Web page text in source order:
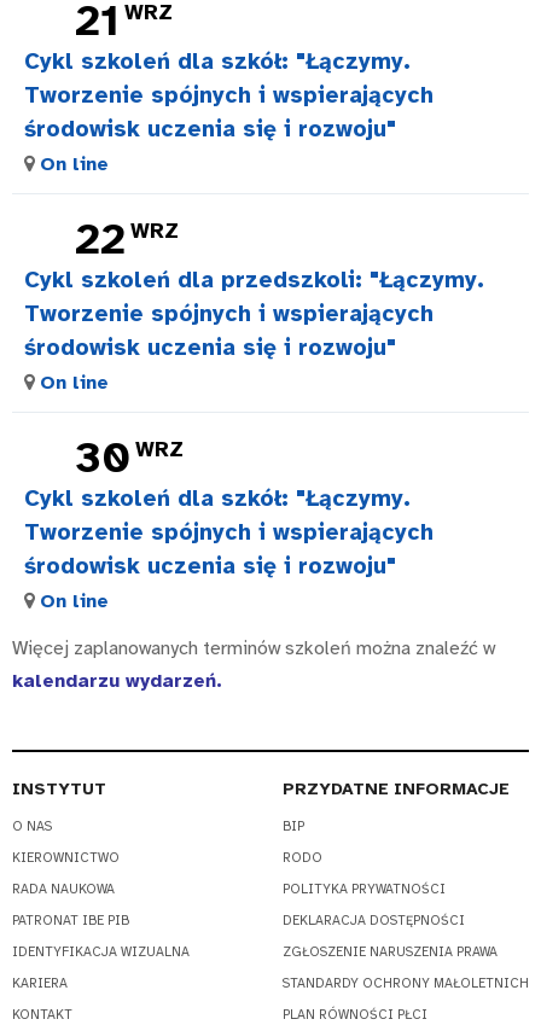
21 WRZ
Cykl szkoleń dla szkół: "Łączymy.
Tworzenie spójnych i wspierających
środowisk uczenia się i rozwoju"
On line
22 WRZ
Cykl szkoleń dla przedszkoli: "Łączymy.
Tworzenie spójnych i wspierających
środowisk uczenia się i rozwoju"
On line
30 WRZ
Cykl szkoleń dla szkół: "Łączymy.
Tworzenie spójnych i wspierających
środowisk uczenia się i rozwoju"
On line
Więcej zaplanowanych terminów szkoleń można znaleźć w
kalendarzu wydarzeń.
INSTYTUT
O NAS
KIEROWNICTWO
RADA NAUKOWA
PATRONAT IBE PIB
IDENTYFIKACJA WIZUALNA
KARIERA
KONTAKT
PRZYDATNE INFORMACJE
BIP
RODO
POLITYKA PRYWATNOŚCI
DEKLARACJA DOSTĘPNOŚCI
ZGŁOSZENIE NARUSZENIA PRAWA
STANDARDY OCHRONY MAŁOLETNICH
PLAN RÓWNOŚCI PŁCI